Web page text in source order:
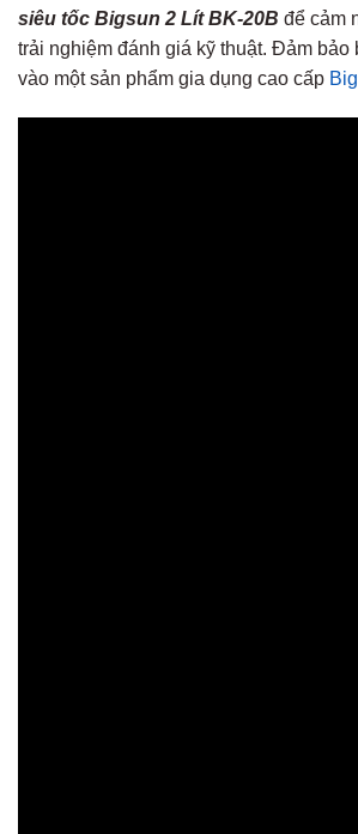
siêu tốc Bigsun 2 Lít BK-20B để cảm
trải nghiệm đánh giá kỹ thuật. Đảm bảo
vào một sản phẩm gia dụng cao cấp